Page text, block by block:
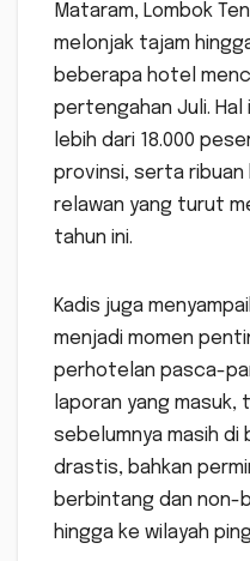
Mataram, Lombok
melonjak tajam
beberapa hotel
pertengahan Juli.
lebih dari 18.000
provinsi, serta ribuan
relawan yang turut
tahun ini.
Kadis juga
menjadi momen
perhotelan pasca-
laporan yang
sebelumnya masih di
drastis, bahkan
berbintang dan non-
hingga ke wilayah